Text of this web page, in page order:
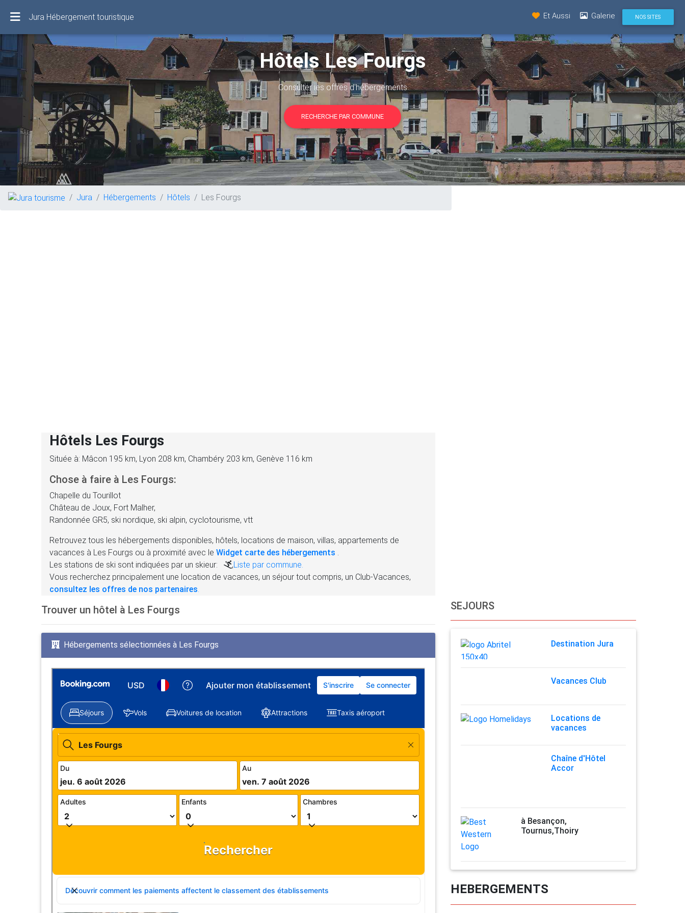
Jura Hébergement touristique Et Aussi Galerie NOS SITES
Hôtels Les Fourgs
Consulter les offres d'hébergements
RECHERCHE PAR COMMUNE
Jura Hébergements Hôtels Les Fourgs
Hôtels Les Fourgs
Située à: Mâcon 195 km, Lyon 208 km, Chambéry 203 km, Genève 116 km
Chose à faire à Les Fourgs:
Chapelle du Tourillot
Château de Joux, Fort Malher,
Randonnée GR5, ski nordique, ski alpin, cyclotourisme, vtt
Retrouvez tous les hébergements disponibles, hôtels, locations de maison, villas, appartements de
vacances à Les Fourgs ou à proximité avec le Widget carte des hébergements
Les stations de ski sont indiquées par un skieur:
,Liste par commune.
Vous recherchez principalement une location de vacances, un séjour tout compris, un Club-Vacances,
consultez les offres de nos partenaires
Trouver un hôtel à Les Fourgs
Hébergements sélectionnées à Les Fourgs
SEJOURS
Destination Jura
Vacances Club
Locations de
vacances
Chaîne d'Hôtel
Accor
à Besançon,
Tournus,Thoiry
HEBERGEMENTS